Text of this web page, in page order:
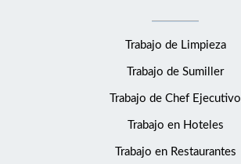
Trabajo de Limpieza
Trabajo de Sumiller
Trabajo de Chef Ejecutivo
Trabajo en Hoteles
Trabajo en Restaurantes